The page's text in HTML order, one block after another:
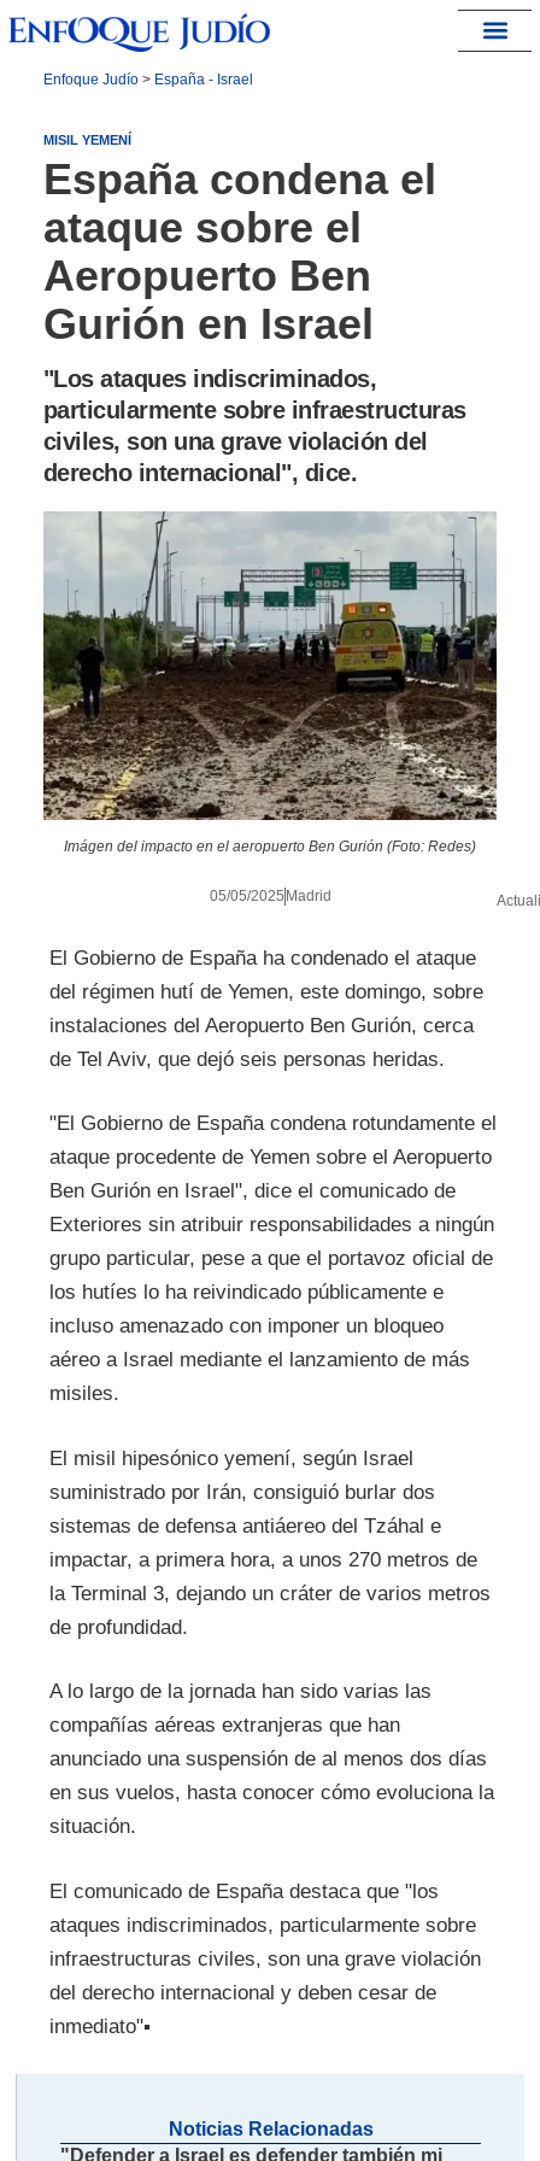
Enfoque Judío> España - Israel
MISIL YEMENÍ
España condena el
ataque sobre el
Aeropuerto Ben
Gurión en Israel
"Los ataques indiscriminados,
particularmente sobre infraestructuras
civiles, son una grave violación del
derecho internacional", dice.
Imágen del impacto en el aeropuerto Ben Gurión (Foto: Redes)
05/05/2025 Madrid
El Gobierno de España ha condenado el ataque
del régimen hutí de Yemen, este domingo, sobre
instalaciones del Aeropuerto Ben Gurión, cerca
de Tel Aviv, que dejó seis personas heridas.
"​El Gobierno de España condena rotundamente el
ataque procedente de Yemen sobre el Aeropuerto
Ben Gurión en Israel", dice el comunicado de
Exteriores sin atribuir responsabilidades a ningún
grupo particular, pese a que el portavoz oficial de
los hutíes lo ha reivindicado públicamente e
incluso amenazado con imponer un bloqueo
aéreo a Israel mediante el lanzamiento de más
misiles.
El misil hipesónico yemení, según Israel
suministrado por Irán, consiguió burlar dos
sistemas de defensa antiáereo del Tzáhal e
impactar, a primera hora, a unos 270 metros de
la Terminal 3, dejando un cráter de varios metros
de profundidad.
A lo largo de la jornada han sido varias las
compañías aéreas extranjeras que han
anunciado una suspensión de al menos dos días
en sus vuelos, hasta conocer cómo evoluciona la
situación.
El comunicado de España destaca que "los
ataques indiscriminados, particularmente sobre
infraestructuras civiles, son una grave violación
del derecho internacional y deben cesar de
inmediato"▪​
Noticias Relacionadas
"Defender a Israel es defender también mi